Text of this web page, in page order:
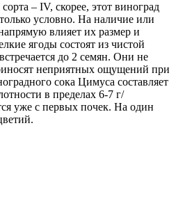
– IV, скорее, этот виноград
условно. На наличие или
влияет их размер и
ягоды состоят из чистой
до 2 семян. Они не
неприятных ощущений при
сока Цимуса составляет
в пределах 6-7 г/
уже с первых почек. На один